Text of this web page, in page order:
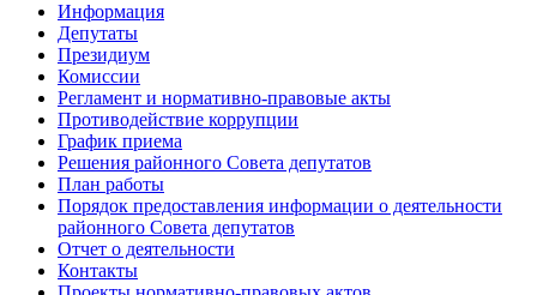
Информация
Депутаты
Президиум
Комиссии
Регламент и нормативно-правовые акты
Противодействие коррупции
График приема
Решения районного Совета депутатов
План работы
Порядок предоставления информации о деятельности
районного Совета депутатов
Отчет о деятельности
Контакты